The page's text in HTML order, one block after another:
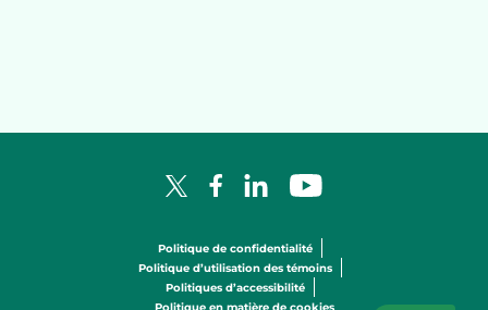
X LogoFacebook Logo
LinkedIn Logo
YouTube Logo
Politique de confidentialité
Politique d’utilisation des témoins
Politiques d’accessibilité